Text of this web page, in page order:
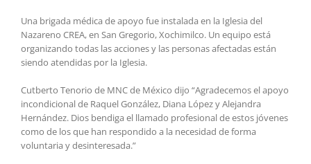
Una brigada médica de apoyo fue instalada en la Iglesia del
Nazareno CREA, en San Gregorio, Xochimilco. Un equipo está
organizando todas las acciones y las personas afectadas están
siendo atendidas por la Iglesia.
Cutberto Tenorio de MNC de México dijo “Agradecemos el apoyo
incondicional de Raquel González, Diana López y Alejandra
Hernández. Dios bendiga el llamado profesional de estos jóvenes
como de los que han respondido a la necesidad de forma
voluntaria y desinteresada.”